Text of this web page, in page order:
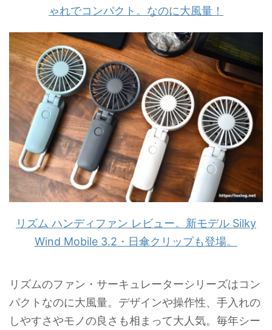
ゃれでコンパクト。なのに大風量！
リズム ハンディファン レビュー。新モデル Silky
Wind Mobile 3.2・日傘クリップも登場。
リズムのファン・サーキュレーターシリーズはコン
パクトなのに大風量。デザインや操作性、手入れの
しやすさやモノの良さも相まって大人気。毎年シー